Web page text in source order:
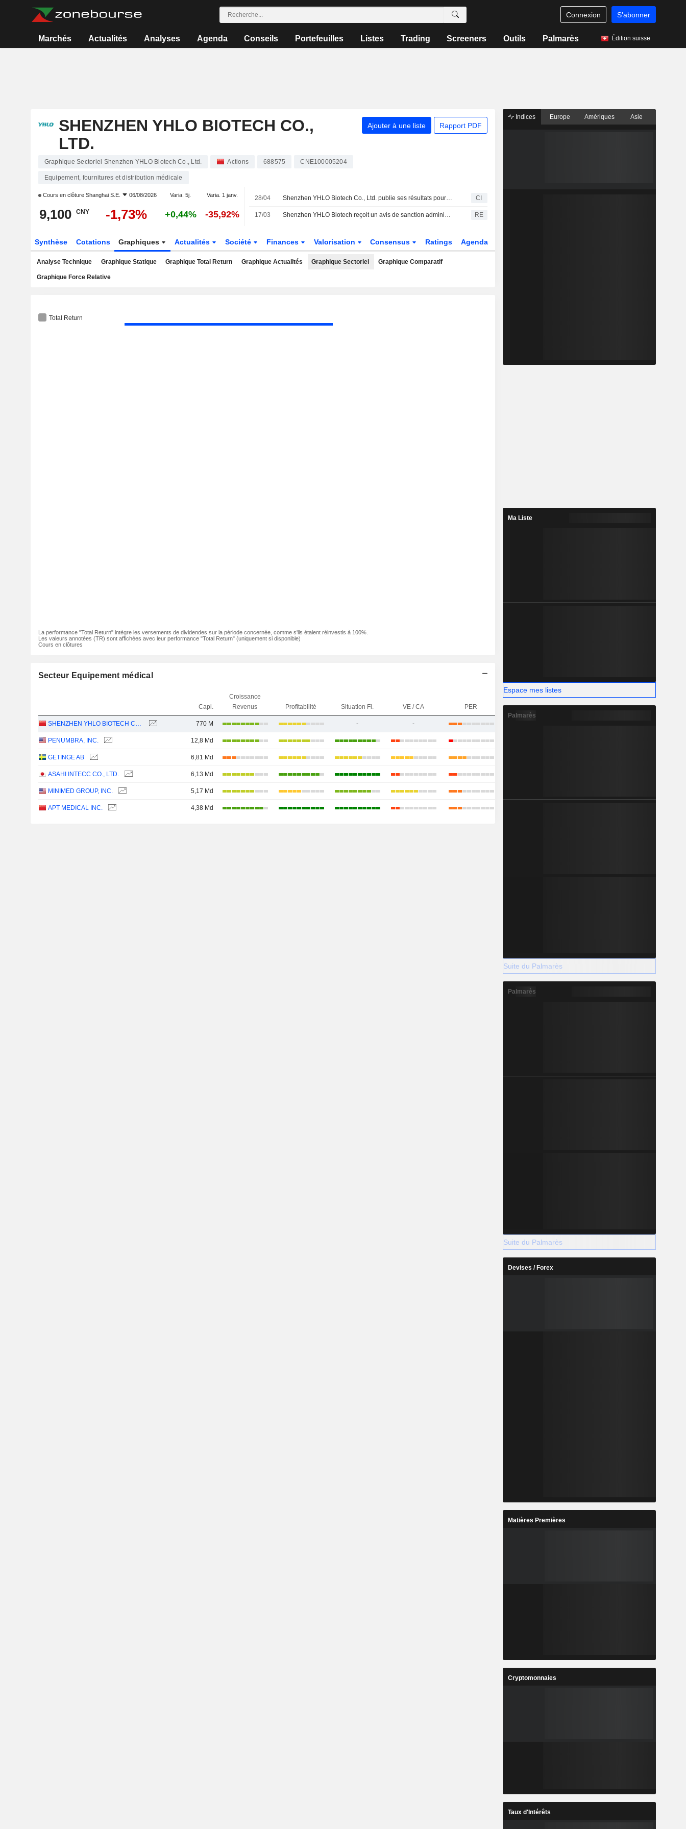
Connexion S'abonner
Marchés Actualités Analyses Agenda Conseils Portefeuilles Listes Trading Screeners Outils Palmarès Édition suisse
SHENZHEN YHLO BIOTECH CO.,
LTD.
Ajouter à une liste Rapport PDF
Graphique Sectoriel Shenzhen YHLO Biotech Co., Ltd. Actions 688575 CNE100005204
Equipement, fournitures et distribution médicale
Cours en clôture Shanghai S.E. 06/08/2026 Varia. 5j. Varia. 1 janv.
9,100 CNY -1,73% +0,44% -35,92%
28/04 Shenzhen YHLO Biotech Co., Ltd. publie ses résultats pour le premier trimestre clos le 31 mars 2026 CI
17/03 Shenzhen YHLO Biotech reçoit un avis de sanction administrative du régulateur RE
Synthèse Cotations Graphiques Actualités Société Finances Valorisation Consensus Ratings Agenda
Analyse Technique Graphique Statique Graphique Total Return Graphique Actualités Graphique Sectoriel Graphique Comparatif
Graphique Force Relative
Total Return
La performance "Total Return" intègre les versements de dividendes sur la période concernée, comme s'ils étaient réinvestis à 100%.
Les valeurs annotées (TR) sont affichées avec leur performance "Total Return" (uniquement si disponible)
Cours en clôtures
Secteur Equipement médical
Capi.
Croissance
Revenus
Profitabilité Situation Fi. VE / CA PER
SHENZHEN YHLO BIOTECH CO., LTD. 770 M - -
PENUMBRA, INC. 12,8 Md
GETINGE AB 6,81 Md
ASAHI INTECC CO., LTD. 6,13 Md
MINIMED GROUP, INC. 5,17 Md
APT MEDICAL INC. 4,38 Md
Indices Europe Amériques Asie
Ma Liste
Espace mes listes
Palmarès
Suite du Palmarès
Palmarès
Suite du Palmarès
Devises / Forex
Matières Premières
Cryptomonnaies
Taux d'Intérêts